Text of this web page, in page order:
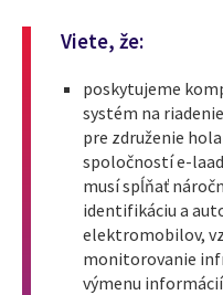
Viete, že:
poskytujeme
systém na
pre združenie
spoločností e-
musí spĺňať
identifikáciu a
elektromobilov,
monitorovanie
výmenu